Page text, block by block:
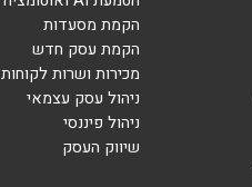
הקמת מסעדות
הקמת עסק חדש
מכירות ושרות לקוחות
ניהול עסק עצמאי
ניהול פיננסי
שיווק העסק